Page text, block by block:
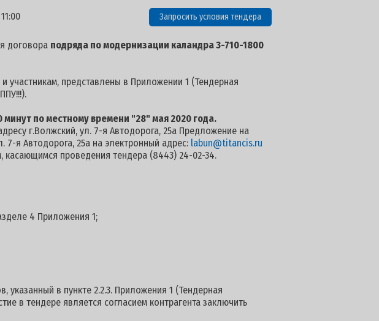
Запросить условия тендера
договора подряда по модернизации каландра 3-710-1800
представлены в Приложении 1 (Тендерная
минут по местному времени "28" мая 2020 года.
г.Волжский, ул. 7-я Автодорога, 25а Предложение на
7-я Автодорога, 25а на электронный адрес: labun@titancis.ru
касающимся проведения тендера (8443) 24-02-34.
4 Приложения 1;
в пункте 2.2.3. Приложения 1 (Тендерная
в тендере является согласием контрагента заключить